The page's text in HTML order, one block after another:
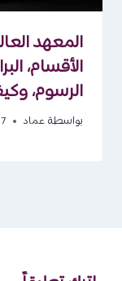
المعهد
الأقسام،
الرسوم،
بواسطة عماد 7 يناير، 2024